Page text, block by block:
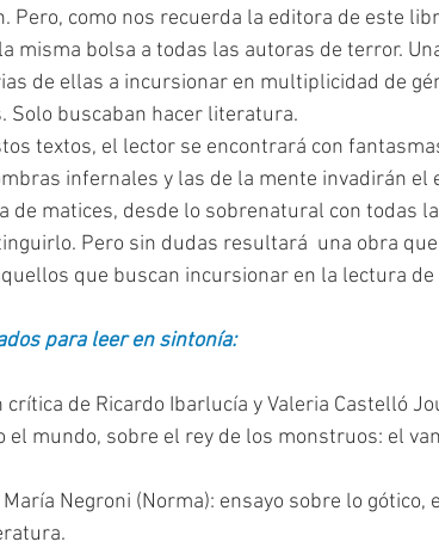
Pero, como nos recuerda la editora de este
misma bolsa a todas las autoras de terror.
de ellas a incursionar en multiplicidad de
Solo buscaban hacer literatura.
infernales y las de la mente invadirán el
de matices, desde lo sobrenatural con todas
Pero sin dudas resultará  una obra
que buscan incursionar en la lectura
para leer en sintonía:
crítica de Ricardo Ibarlucía y Valeria Castelló
el mundo, sobre el rey de los monstruos: el
María Negroni (Norma): ensayo sobre lo